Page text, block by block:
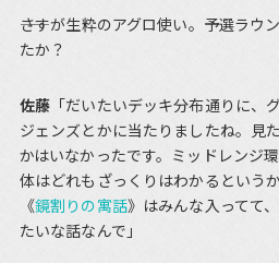
――さすが生粋のアグロ使い。予選ラ
たか？
佐藤 「だいたいデッキ分布通りに、
ジェンズとかに当たりましたね。見
かはいなかったです。ミッドレンジ
体はどれもざっくりはわかるという
《鏡割りの寓話》はみんな入ってて
たいな話なんで」